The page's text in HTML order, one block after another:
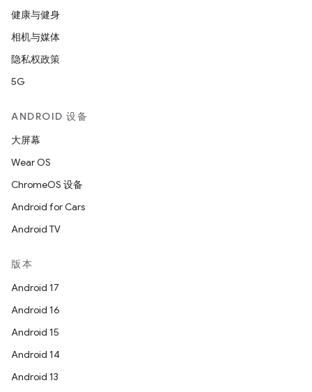
健康与健身
相机与媒体
隐私权政策
5G
ANDROID 设备
大屏幕
Wear OS
ChromeOS 设备
Android for Cars
Android TV
版本
Android 17
Android 16
Android 15
Android 14
Android 13